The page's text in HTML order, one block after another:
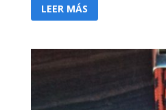
LEER MÁS